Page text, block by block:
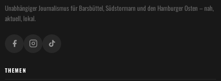
Unabhängiger Journalismus für Barsbüttel, Südstormarn und den Hamburger Osten – nah,
aktuell, lokal.
THEMEN